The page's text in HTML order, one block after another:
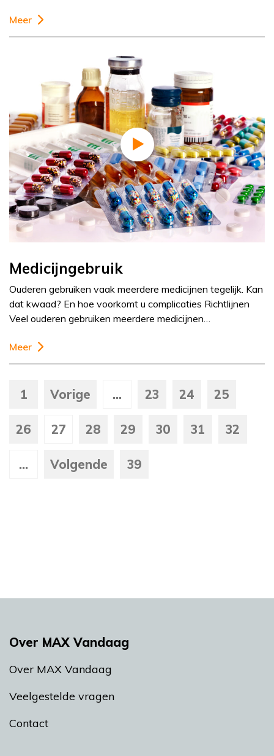
Meer
Medicijngebruik
Ouderen gebruiken vaak meerdere medicijnen tegelijk. Kan
dat kwaad? En hoe voorkomt u complicaties Richtlijnen
Veel ouderen gebruiken meerdere medicijnen…
Meer
1 Vorige ... 23 24 25
26 27 28 29 30 31 32
... Volgende 39
Over MAX Vandaag
Over MAX Vandaag
Veelgestelde vragen
Contact